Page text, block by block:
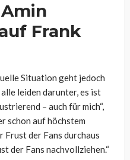
Frank
Situation geht jedoch
leiden darunter, es ist
– auch für mich“,
schon auf höchstem
Frust der Fans durchaus
der Fans nachvollziehen.“